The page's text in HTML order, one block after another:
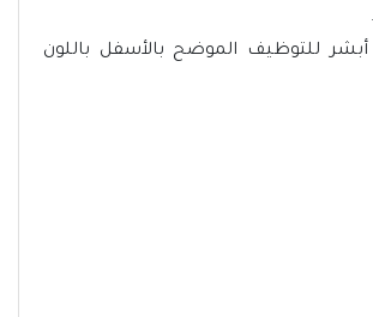
أبشر للتوظيف الموضح بالأسفل باللون